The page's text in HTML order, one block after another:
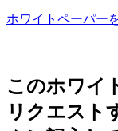
ホワイトペーパー
このホワイ
リクエスト